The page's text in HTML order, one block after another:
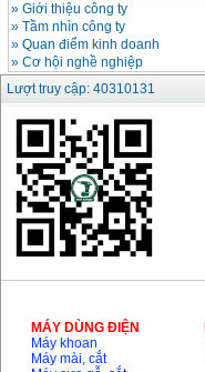
» Giới thiệu công ty
» Tầm nhìn công ty
» Quan điểm kinh doanh
» Cơ hội nghề nghiệp
Lượt truy cập: 40310131
MÁY DÙNG ĐIỆN
Máy khoan
Máy mài, cắt